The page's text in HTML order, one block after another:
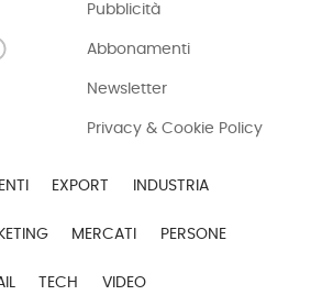
Pubblicità
Abbonamenti
Newsletter
Privacy & Cookie Policy
EXPORT INDUSTRIA
MERCATI PERSONE
TECH VIDEO